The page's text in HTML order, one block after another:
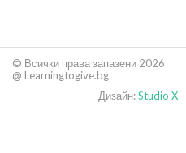
© Всички права запазени 2026
@ Learningtogive.bg
Дизайн:Studio X